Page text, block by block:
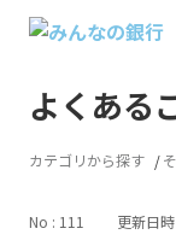
よくある
カテゴリから探す
No : 111 更新日